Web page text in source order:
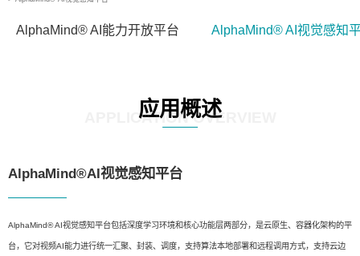
AlphaMind® AI能力开放平台 AlphaMind® AI视觉感知
应用概述
APPLICATION OVERVIEW
AlphaMind®AI视觉感知平台
AlphaMind® AI视觉感知平台包括深度学习环境和核心功能层两部分，是云原生、容器化架构的平
台，它对视频AI能力进行统一汇聚、封装、调度，支持算法本地部署和远程调用方式，支持云边